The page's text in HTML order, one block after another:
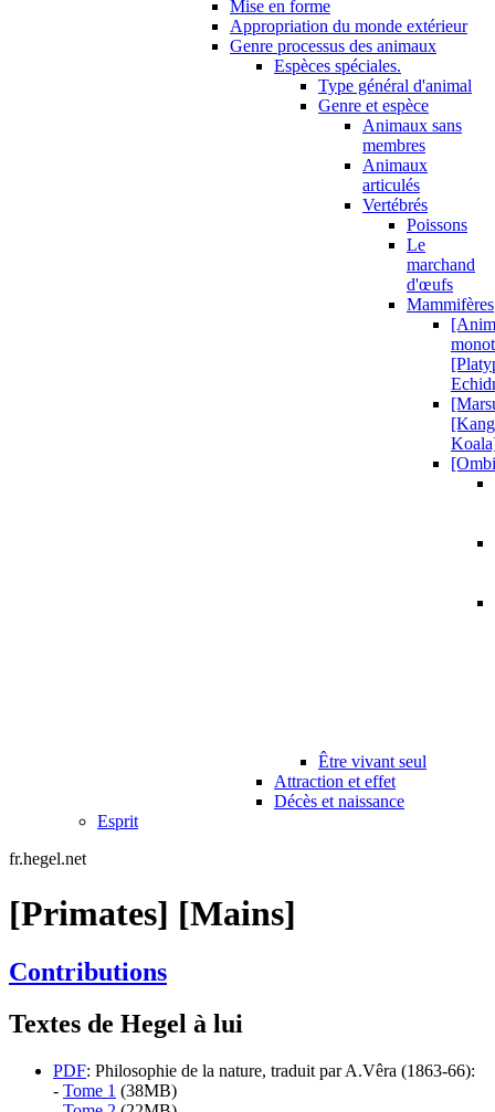
Mise en forme
Appropriation du monde extérieur
Genre processus des animaux
Espèces spéciales.
Type général d'animal
Genre et espèce
Animaux sans
membres
Animaux
articulés
Vertébrés
Poissons
Le
marchand
d'œufs
Mammifères
Être vivant seul
Attraction et effet
Décès et naissance
Esprit
fr.hegel.net
[Primates] [Mains]
Contributions
Textes de Hegel à lui
PDF: Philosophie de la nature, traduit par A.Vêra (1863-66):
- Tome 1 (38MB)